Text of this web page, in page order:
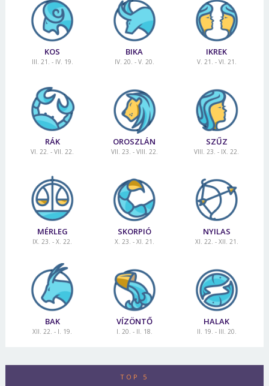
KOS
III. 21. - IV. 19.
BIKA
IV. 20. - V. 20.
IKREK
V. 21. - VI. 21.
RÁK
VI. 22. - VII. 22.
OROSZLÁN
VII. 23. - VIII. 22.
SZŰZ
VIII. 23. - IX. 22.
MÉRLEG
IX. 23. - X. 22.
SKORPIÓ
X. 23. - XI. 21.
NYILAS
XI. 22. - XII. 21.
BAK
XII. 22. - I. 19.
VÍZÖNTŐ
I. 20. - II. 18.
HALAK
II. 19. - III. 20.
TOP 5